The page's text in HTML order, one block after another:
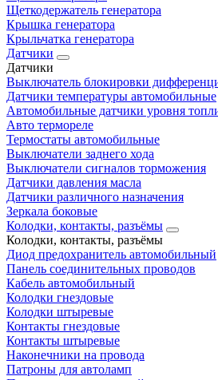
Щеткодержатель генератора
Крышка генератора
Крыльчатка генератора
Датчики
Датчики
Выключатель блокировки
Датчики температуры автомобильные
Автомобильные датчики уровня
Авто термореле
Термостаты автомобильные
Выключатели заднего хода
Выключатели сигналов торможения
Датчики давления масла
Датчики различного назначения
Зеркала боковые
Колодки, контакты, разъёмы
Колодки, контакты, разъёмы
Диод предохранитель автомобильный
Панель соединительных проводов
Кабель автомобильный
Колодки гнездовые
Колодки штыревые
Контакты гнездовые
Контакты штыревые
Наконечники на провода
Патроны для автоламп